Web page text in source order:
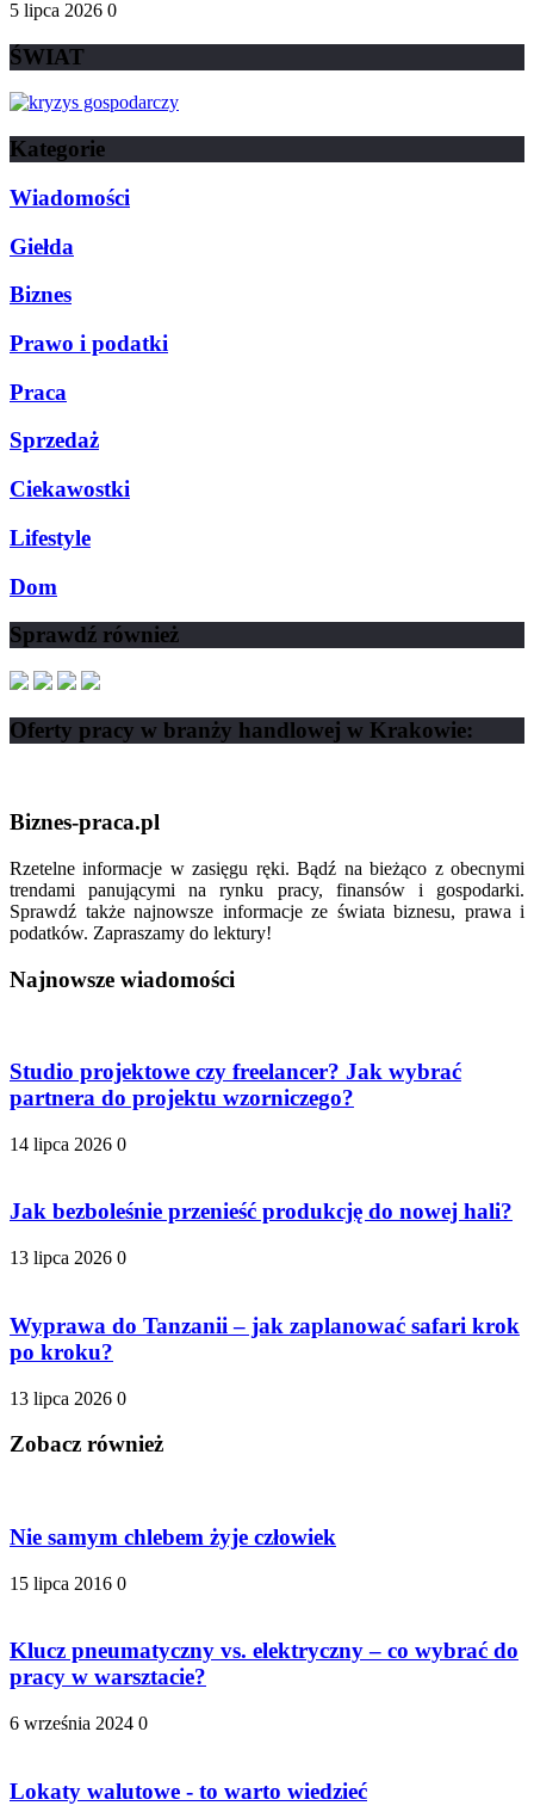
5 lipca 2026 0
ŚWIAT
Kategorie
Wiadomości
Giełda
Biznes
Prawo i podatki
Praca
Sprzedaż
Ciekawostki
Lifestyle
Dom
Sprawdź również
Oferty pracy w branży handlowej w Krakowie:
Biznes-praca.pl
Rzetelne informacje w zasięgu ręki. Bądź na bieżąco z obecnymi
trendami panującymi na rynku pracy, finansów i gospodarki.
Sprawdź także najnowsze informacje ze świata biznesu, prawa i
podatków. Zapraszamy do lektury!
Najnowsze wiadomości
Studio projektowe czy freelancer? Jak wybrać
partnera do projektu wzorniczego?
14 lipca 2026 0
Jak bezboleśnie przenieść produkcję do nowej hali?
13 lipca 2026 0
Wyprawa do Tanzanii – jak zaplanować safari krok
po kroku?
13 lipca 2026 0
Zobacz również
Nie samym chlebem żyje człowiek
15 lipca 2016 0
Klucz pneumatyczny vs. elektryczny – co wybrać do
pracy w warsztacie?
6 września 2024 0
Lokaty walutowe - to warto wiedzieć